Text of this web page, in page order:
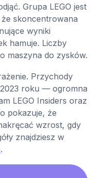
Grupa LEGO jest
skoncentrowana
wyniki
hamuje. Liczby
maszyna do zysków.
Przychody
roku — ogromna
LEGO Insiders oraz
pokazuje, że
wzrost, gdy
znajdziesz w
.